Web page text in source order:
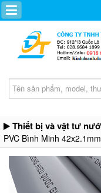
Thiết bị và vật tư
PVC Bình Minh 42x2.1mm